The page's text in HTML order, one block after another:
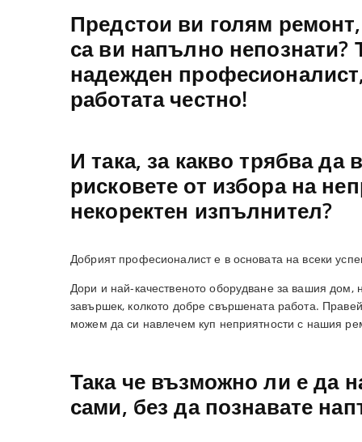
Предстои ви голям
са ви напълно непознати?
надежден
работата честно!
И така, за какво трябва да
рисковете от избора на
некоректен изпълнител?
Добрият професионалист е в основата на всеки
Дори и най-качественото оборудване за вашия дом,
завършек, колкото добре свършената работа.
можем да си навлечем куп неприятности с нашия
Така че възможно ли е да
сами, без да познавате